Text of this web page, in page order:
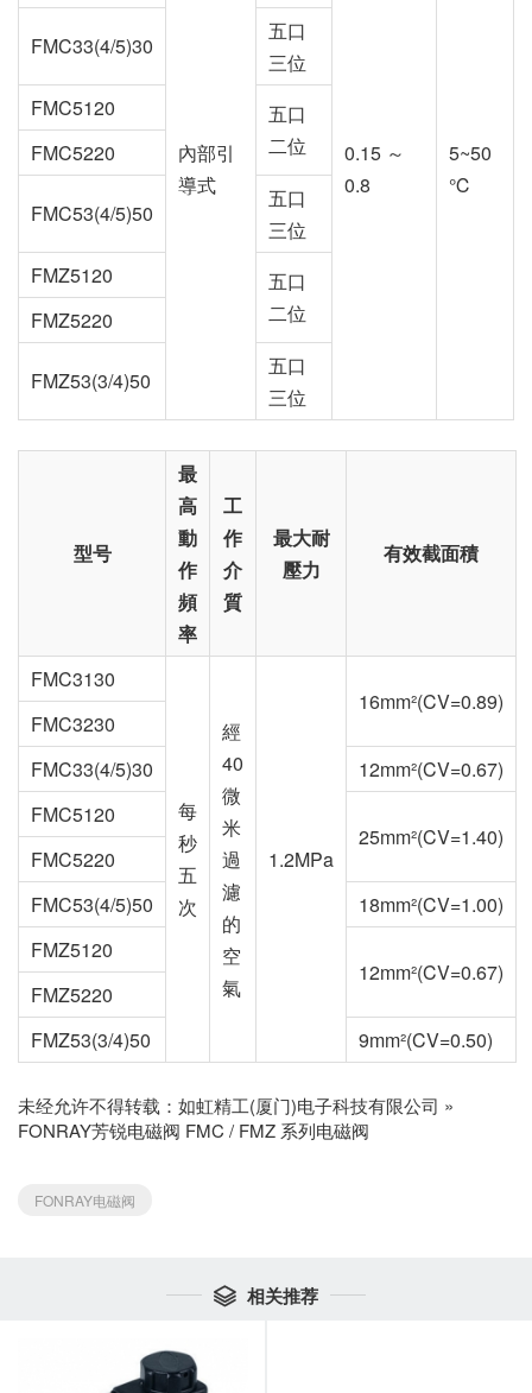
內部引
導式
0.15 ～
0.8
5~50
℃
FMC33(4/5)30
五口
三位
FMC5120
五口
二位
FMC5220
FMC53(4/5)50
五口
三位
FMZ5120
五口
二位
FMZ5220
FMZ53(3/4)50
五口
三位
型号
最
高
動
作
頻
率
工
作
介
質
最大耐
壓力
有效截面積
FMC3130
每
秒
五
次
經
40
微
米
過
濾
的
空
氣
1.2MPa
16mm²(CV=0.89)
FMC3230
FMC33(4/5)30
12mm²(CV=0.67)
FMC5120
25mm²(CV=1.40)
FMC5220
FMC53(4/5)50
18mm²(CV=1.00)
FMZ5120
12mm²(CV=0.67)
FMZ5220
FMZ53(3/4)50
9mm²(CV=0.50)
未经允许不得转载： 如虹精工(厦门)电子科技有限公司 »
FONRAY芳锐电磁阀 FMC / FMZ 系列电磁阀
FONRAY电磁阀
 相关推荐